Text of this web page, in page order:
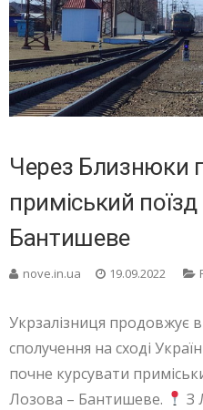
Через Близнюки
приміський
Бантишеве
nove.in.ua 19.09.2022
Укрзалізниця продовжує
сполучення на сході
почне курсувати
Лозова – Бантишеве.
З